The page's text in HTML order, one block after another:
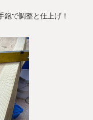
で調整と仕上げ！